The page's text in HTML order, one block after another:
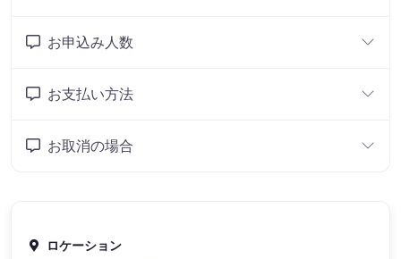
お申込み人数
お支払い方法
お取消の場合
ロケーション